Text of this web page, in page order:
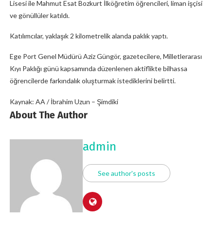
Lisesi ile Mahmut Esat Bozkurt İlköğretim öğrencileri, liman işçisi
ve gönüllüler katıldı.
Katılımcılar, yaklaşık 2 kilometrelik alanda paklık yaptı.
Ege Port Genel Müdürü Aziz Güngör, gazetecilere, Milletlerarası
Kıyı Paklığı günü kapsamında düzenlenen aktiflikte bilhassa
öğrencilerde farkındalık oluşturmak istediklerini belirtti.
Kaynak: AA / İbrahim Uzun – Şimdiki
About The Author
admin
See author's posts